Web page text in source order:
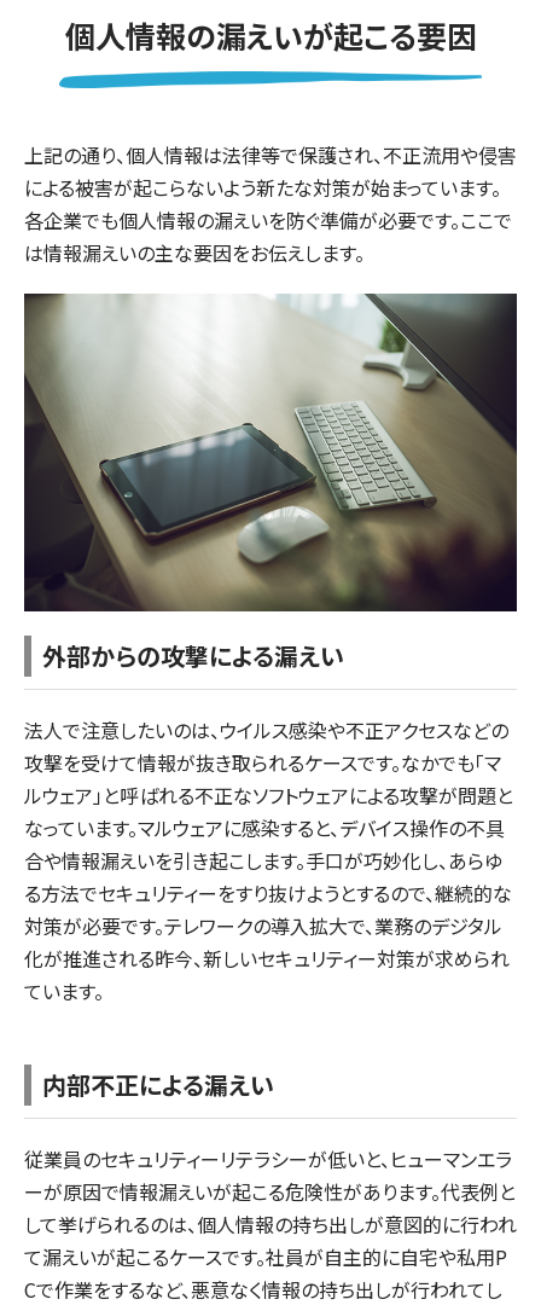
個人情報の漏えいが起こる要因
上記の通り、個人情報は法律等で保護され、不正流用や侵害
による被害が起こらないよう新たな対策が始まっています。
各企業でも個人情報の漏えいを防ぐ準備が必要です。ここで
は情報漏えいの主な要因をお伝えします。
外部からの攻撃による漏えい
法人で注意したいのは、ウイルス感染や不正アクセスなどの
攻撃を受けて情報が抜き取られるケースです。なかでも「マ
ルウェア」と呼ばれる不正なソフトウェアによる攻撃が問題と
なっています。マルウェアに感染すると、デバイス操作の不具
合や情報漏えいを引き起こします。手口が巧妙化し、あらゆ
る方法でセキュリティーをすり抜けようとするので、継続的な
対策が必要です。テレワークの導入拡大で、業務のデジタル
化が推進される昨今、新しいセキュリティー対策が求められ
ています。
内部不正による漏えい
従業員のセキュリティーリテラシーが低いと、ヒューマンエラ
ーが原因で情報漏えいが起こる危険性があります。代表例と
して挙げられるのは、個人情報の持ち出しが意図的に行われ
て漏えいが起こるケースです。社員が自主的に自宅や私用P
Cで作業をするなど、悪意なく情報の持ち出しが行われてし